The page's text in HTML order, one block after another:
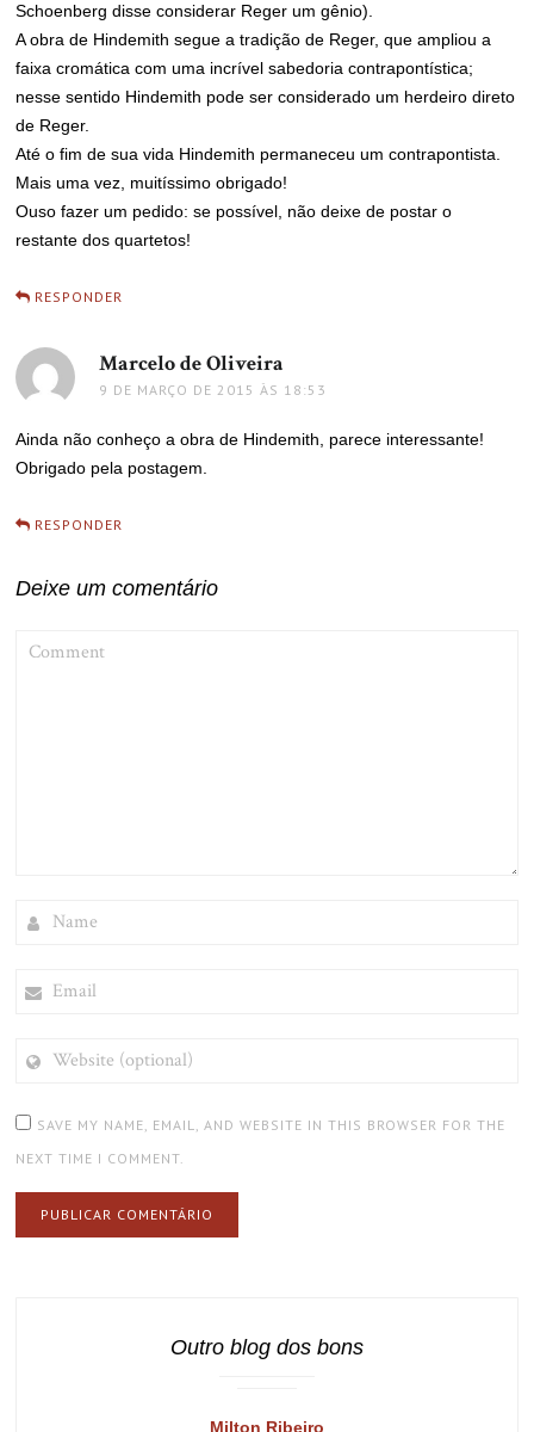
Schoenberg disse considerar Reger um gênio).
A obra de Hindemith segue a tradição de Reger, que ampliou a
faixa cromática com uma incrível sabedoria contrapontística;
nesse sentido Hindemith pode ser considerado um herdeiro direto
de Reger.
Até o fim de sua vida Hindemith permaneceu um contrapontista.
Mais uma vez, muitíssimo obrigado!
Ouso fazer um pedido: se possível, não deixe de postar o
restante dos quartetos!
RESPONDER
Marcelo de Oliveira
9 DE MARÇO DE 2015 ÀS 18:53
Ainda não conheço a obra de Hindemith, parece interessante!
Obrigado pela postagem.
RESPONDER
Deixe um comentário
(OPTIONAL)
SAVE MY NAME, EMAIL, AND WEBSITE IN THIS BROWSER FOR THE
NEXT TIME I COMMENT.
Outro blog dos bons
Milton Ribeiro